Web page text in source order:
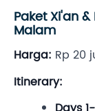
Paket Xi'an
Malam
Harga: Rp 20
Itinerary: